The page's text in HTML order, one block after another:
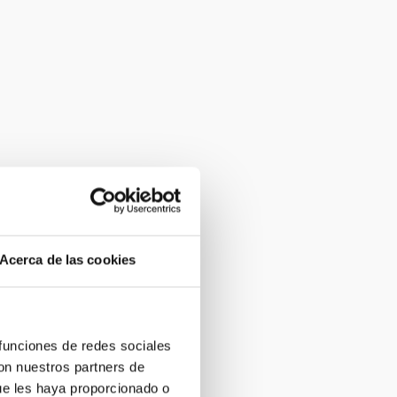
de las cookies
de redes sociales
nuestros partners de
les haya proporcionado o